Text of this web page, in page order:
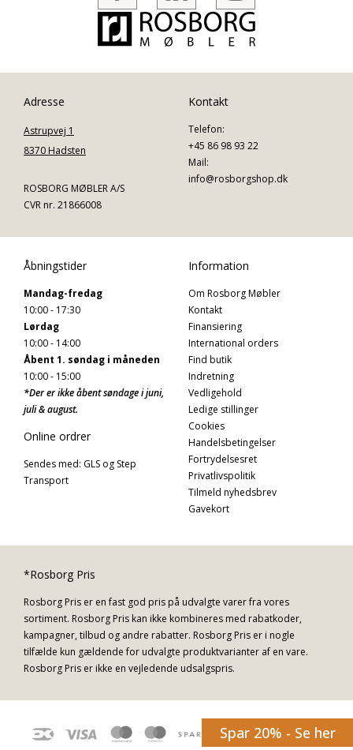
Adresse
Astrupvej 1
8370 Hadsten
ROSBORG MØBLER A/S
CVR nr. 21866008
Kontakt
Telefon:
+45 86 98 93 22
Mail:
info@rosborgshop.dk
Åbningstider
Mandag-fredag
10:00 - 17:30
Lørdag
10:00 - 14:00
Åbent 1. søndag i måneden
10:00 - 15:00
*Der er ikke åbent søndage i juni,
juli & august.
Online ordrer
Sendes med: GLS og Step
Transport
Information
Om Rosborg Møbler
Kontakt
Finansiering
International orders
Find butik
Indretning
Vedligehold
Ledige stillinger
Cookies
Handelsbetingelser
Fortrydelsesret
Privatlivspolitik
Tilmeld nyhedsbrev
Gavekort
*Rosborg Pris
Rosborg Pris er en fast god pris på udvalgte varer fra vores
sortiment. Rosborg Pris kan ikke kombineres med rabatkoder,
kampagner, tilbud og andre rabatter. Rosborg Pris er i nogle
tilfælde kun gældende for udvalgte produktvarianter af en vare.
Rosborg Pris er ikke en vejledende udsalgspris.
Spar 20% - Se her